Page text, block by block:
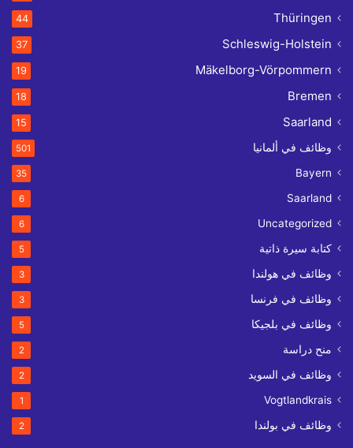
Thüringen
44
Schleswig-Holstein
37
Mäkelborg-Vörpommern
19
Bremen
18
Saarland
15
وظائف في ألمانيا 501
Bayern
35
Saarland
6
Uncategorized
6
كتابة سيرة ذاتية 5
وظائف في هولندا 3
وظائف في فرنسا 3
وظائف في بلجيكا 5
منح دراسة 2
وظائف في السويد 2
Vogtlandkrais
1
وظائف في بولندا 2